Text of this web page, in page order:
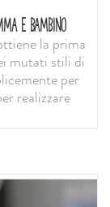
E BAMBINO
la prima
mutati stili di
per
realizzare